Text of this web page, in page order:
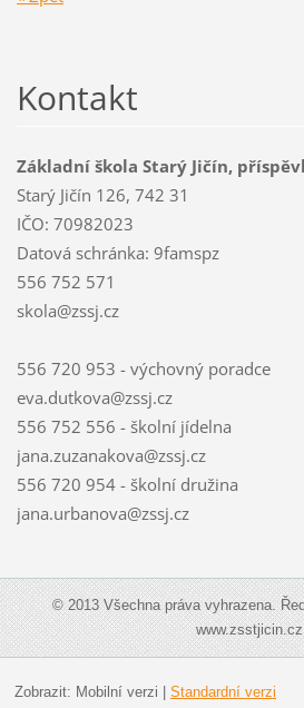
Kontakt
Základní škola Starý Jičín,
Starý Jičín 126, 742 31
IČO: 70982023
Datová schránka: 9famspz
556 752 571
skola@zssj.cz
556 720 953 - výchovný poradce
eva.dutkova@zssj.cz
556 752 556 - školní jídelna
jana.zuzanakova@zssj.cz
556 720 954 - školní družina
jana.urbanova@zssj.cz
© 2013 Všechna práva vyhrazena.
www.zsstjicin.cz
Zobrazit: Mobilní verzi | Standardní verzi